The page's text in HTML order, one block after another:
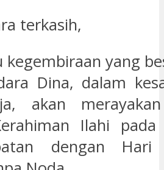
terkasih,
kegembiraan yang
Dina, dalam
akan
Ilahi
dengan Hari